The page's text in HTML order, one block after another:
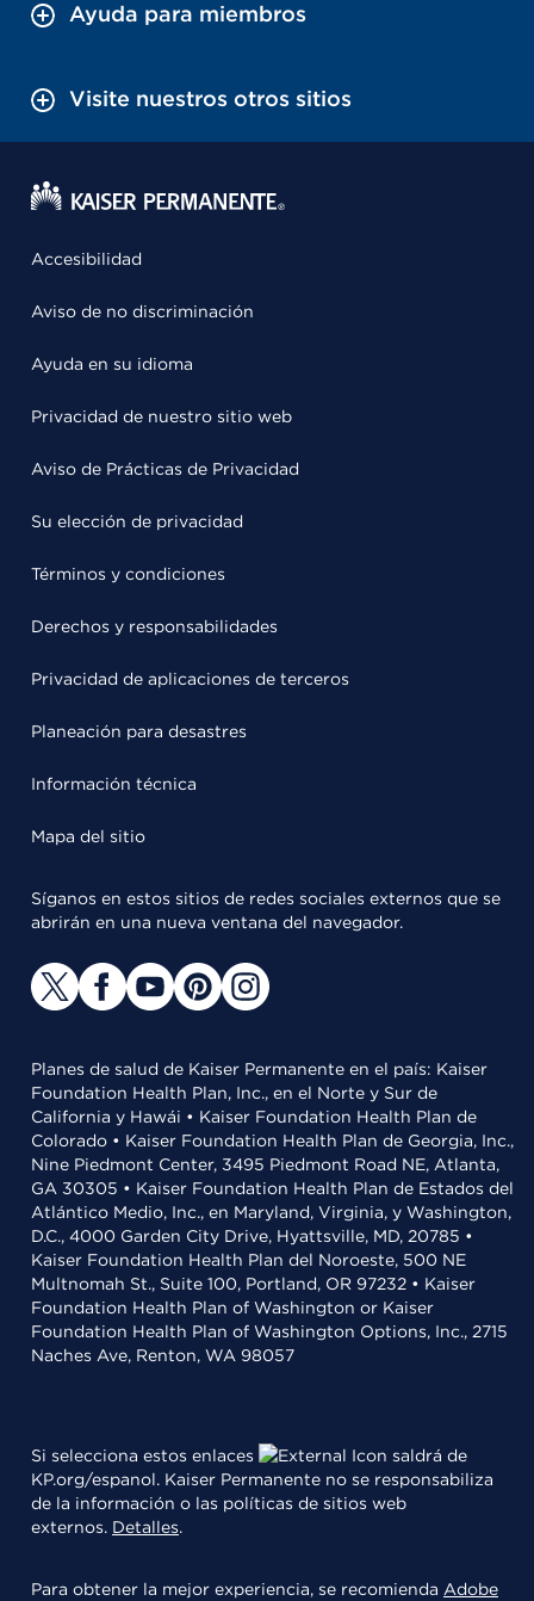
Ayuda para miembros
Visite nuestros otros sitios
Accesibilidad
Aviso de no discriminación
Ayuda en su idioma
Privacidad de nuestro sitio web
Aviso de Prácticas de Privacidad
Su elección de privacidad
Términos y condiciones
Derechos y responsabilidades
Privacidad de aplicaciones de terceros
Planeación para desastres
Información técnica
Mapa del sitio
Síganos en estos sitios de redes sociales externos que se
abrirán en una nueva ventana del navegador.
Planes de salud de Kaiser Permanente en el país: Kaiser
Foundation Health Plan, Inc., en el Norte y Sur de
California y Hawái • Kaiser Foundation Health Plan de
Colorado • Kaiser Foundation Health Plan de Georgia, Inc.,
Nine Piedmont Center, 3495 Piedmont Road NE, Atlanta,
GA 30305 • Kaiser Foundation Health Plan de Estados del
Atlántico Medio, Inc., en Maryland, Virginia, y Washington,
D.C., 4000 Garden City Drive, Hyattsville, MD, 20785 •
Kaiser Foundation Health Plan del Noroeste, 500 NE
Multnomah St., Suite 100, Portland, OR 97232 • Kaiser
Foundation Health Plan of Washington or Kaiser
Foundation Health Plan of Washington Options, Inc., 2715
Naches Ave, Renton, WA 98057
Si selecciona estos enlaces
saldrá de
KP.org/espanol. Kaiser Permanente no se responsabiliza
de la información o las políticas de sitios web
externos. Detalles.
Para obtener la mejor experiencia, se recomienda Adobe